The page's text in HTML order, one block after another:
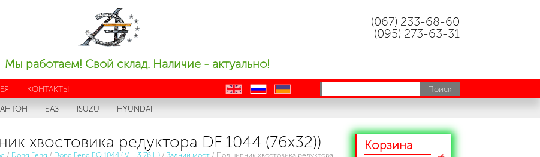
(067) 233-68-60
(095) 273-63-31
Мы работаем! Свой склад. Наличие - актуально!
КОНТАКТЫ en ru
uk
АНТОН БАЗ ISUZU HYUNDAI
хвостовика редуктора DF 1044 (76х32)) Корзина